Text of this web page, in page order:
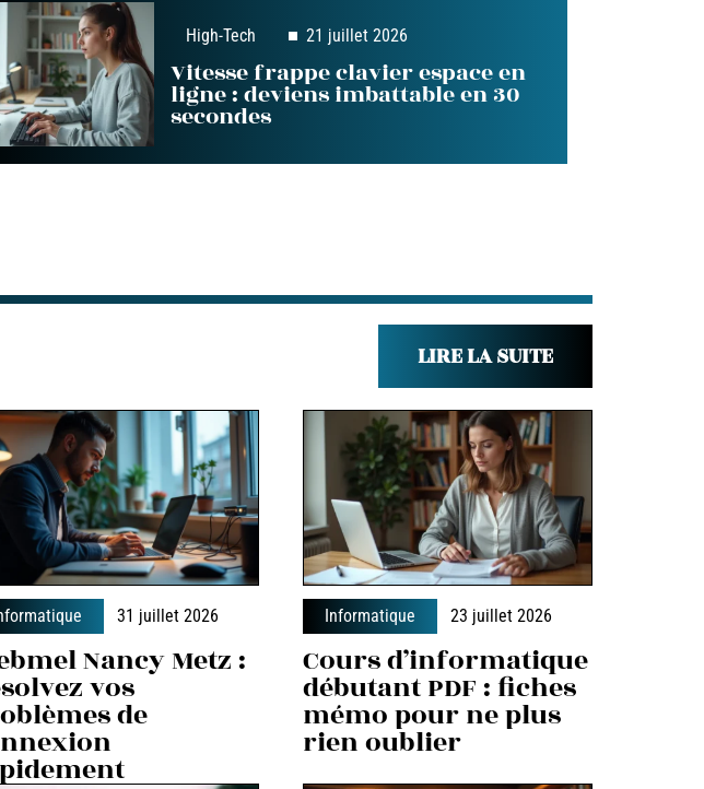
High-Tech 21 juillet 2026
Vitesse frappe clavier espace en
ligne : deviens imbattable en 30
secondes
LIRE LA SUITE
31 juillet 2026
Nancy Metz :
vos
de
Informatique 23 juillet 2026
Cours d’informatique
débutant PDF : fiches
mémo pour ne plus
rien oublier